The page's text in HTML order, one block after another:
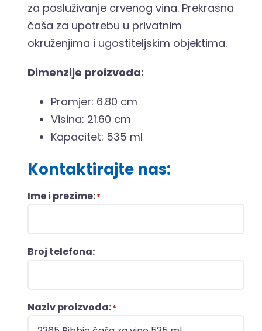
za posluživanje crvenog vina. Prekrasna
čaša za upotrebu u privatnim
okruženjima i ugostiteljskim objektima.
Dimenzije proizvoda:
Promjer: 6.80 cm
Visina: 21.60 cm
Kapacitet: 535 ml
Kontaktirajte nas:
Ime i prezime:*
Broj telefona:
Naziv proizvoda:*